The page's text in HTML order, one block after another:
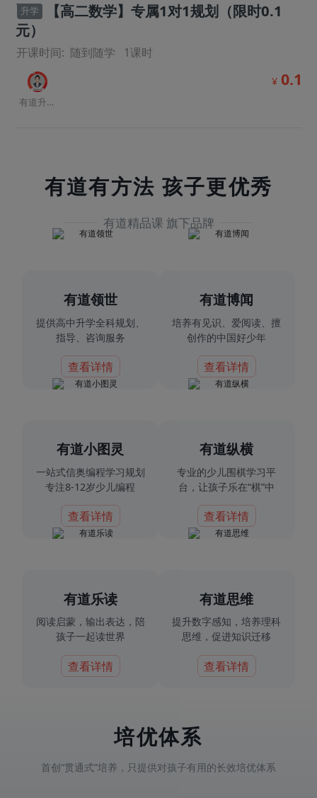
升学
【高二数学】专属1对1规划（限时0.1
元）
开课时间: 随到随学 1课时
有道升学规划师
¥ 0.1
有道有方法 孩子更优秀
有道精品课 旗下品牌
有道领世
提供高中升学全科规划、
指导、咨询服务
查看详情
有道博闻
培养有见识、爱阅读、擅
创作的中国好少年
查看详情
有道小图灵
一站式信奥编程学习规划
专注8-12岁少儿编程
查看详情
有道纵横
专业的少儿围棋学习平
台，让孩子乐在“棋”中
查看详情
有道乐读
阅读启蒙，输出表达，陪
孩子一起读世界
查看详情
有道思维
提升数字感知，培养理科
思维，促进知识迁移
查看详情
培优体系
首创“贯通式”培养，只提供对孩子有用的长效培优体系